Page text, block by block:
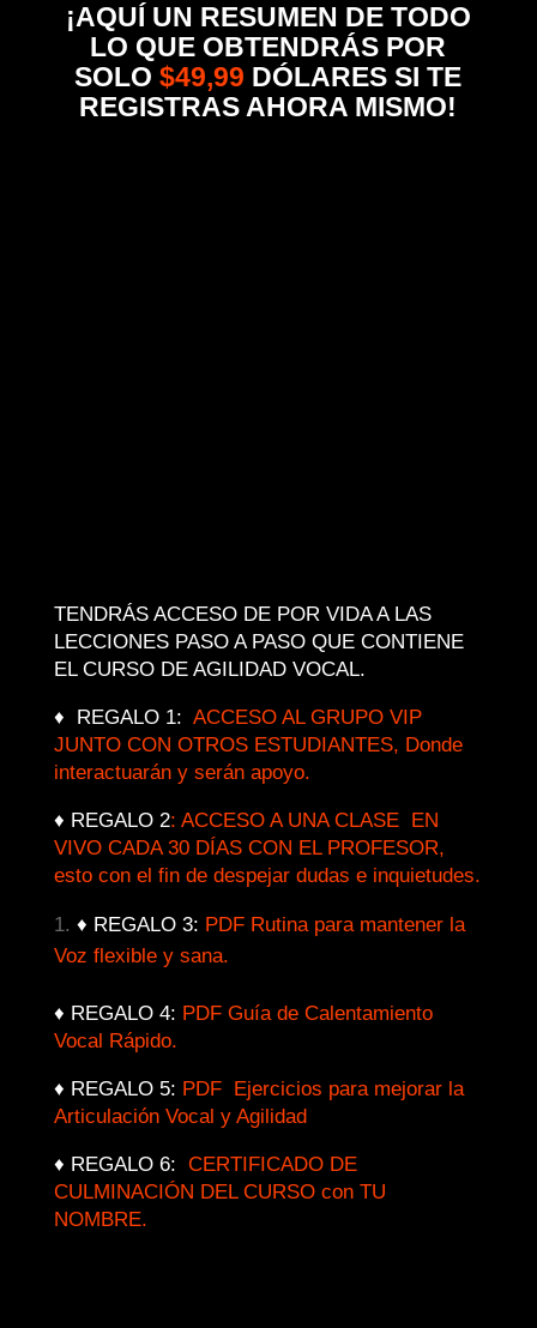
¡AQUÍ UN RESUMEN DE TODO
LO QUE OBTENDRÁS POR
SOLO $49,99 DÓLARES SI TE
REGISTRAS AHORA MISMO!
TENDRÁS ACCESO DE POR VIDA A LAS
LECCIONES PASO A PASO QUE CONTIENE
EL CURSO DE AGILIDAD VOCAL.
♦ REGALO 1: ACCESO AL GRUPO VIP
JUNTO CON OTROS ESTUDIANTES, Donde
interactuarán y serán apoyo.
♦ REGALO 2: ACCESO A UNA CLASE EN
VIVO CADA 30 DÍAS CON EL PROFESOR,
esto con el fin de despejar dudas e inquietudes.
♦ REGALO 3: PDF Rutina para mantener la
Voz flexible y sana.
♦ REGALO 4: PDF Guía de Calentamiento
Vocal Rápido.
♦ REGALO 5: PDF Ejercicios para mejorar la
Articulación Vocal y Agilidad
♦ REGALO 6: CERTIFICADO DE
CULMINACIÓN DEL CURSO con TU
NOMBRE.